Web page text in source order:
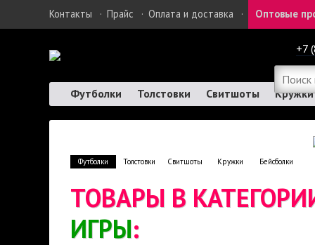
Контакты · Прайс · Оплата и доставка · Оптовые
+7
Футболки Толстовки Свитшоты Кружки
Футболки Толстовки Свитшоты Кружки Бейсболки
ТОВАРЫ В
ИГРЫ: